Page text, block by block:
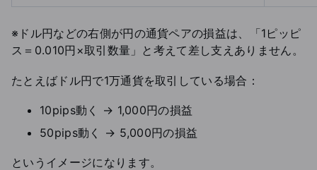
※ドル円などの右側が円の通貨ペアの損益は、「1ピッピ
ス＝0.010円×取引数量」と考えて差し支えありません。
たとえばドル円で1万通貨を取引している場合：
10pips動く → 1,000円の損益
50pips動く → 5,000円の損益
というイメージになります。